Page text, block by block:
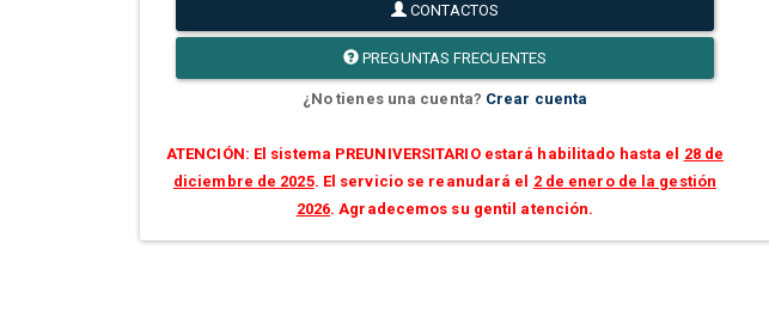
CONTACTOS
PREGUNTAS FRECUENTES
¿No tienes una cuenta? Crear cuenta
ATENCIÓN: El sistema PREUNIVERSITARIO estará habilitado hasta el 28 de
diciembre de 2025. El servicio se reanudará el 2 de enero de la gestión
2026. Agradecemos su gentil atención.